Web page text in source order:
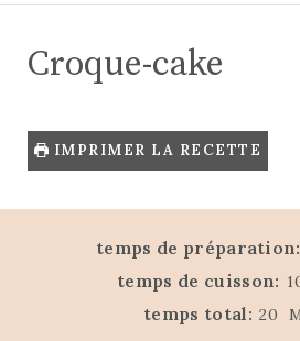
Croque-cake
IMPRIMER LA RECETTE
temps de préparation:
temps de cuisson:
temps total: 20
M